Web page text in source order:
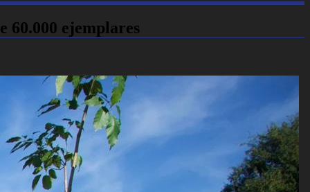
60.000 ejemplares